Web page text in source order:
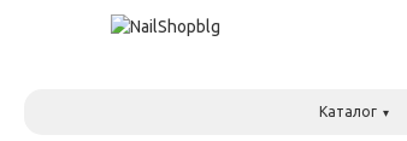
Каталог